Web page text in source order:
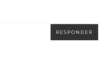
RESPONDER